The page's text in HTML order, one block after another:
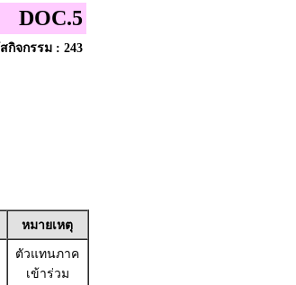
DOC.5
กิจกรรม : 243
หมายเหตุ
ตัวแทนภาค
เข้าร่วม